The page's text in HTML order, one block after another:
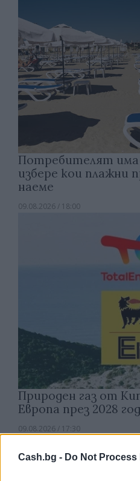
Cash.bg - Do Not
Потребителят има
избере кои плажни
наеме
09.08.2026 / 18:00
Природен газ от
Европа през 2028
09.08.2026 / 17:30